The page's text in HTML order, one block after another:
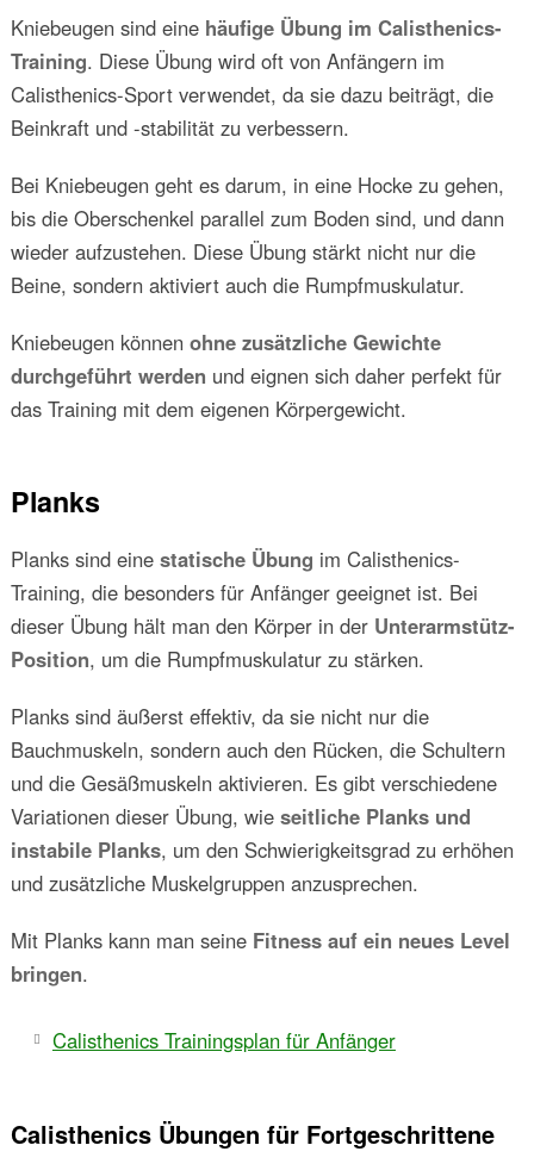
Kniebeugen sind eine häufige Übung im Calisthenics-
Training. Diese Übung wird oft von Anfängern im
Calisthenics-Sport verwendet, da sie dazu beiträgt, die
Beinkraft und -stabilität zu verbessern.
Bei Kniebeugen geht es darum, in eine Hocke zu gehen,
bis die Oberschenkel parallel zum Boden sind, und dann
wieder aufzustehen. Diese Übung stärkt nicht nur die
Beine, sondern aktiviert auch die Rumpfmuskulatur.
Kniebeugen können ohne zusätzliche Gewichte
durchgeführt werden und eignen sich daher perfekt für
das Training mit dem eigenen Körpergewicht.
Planks
Planks sind eine statische Übung im Calisthenics-
Training, die besonders für Anfänger geeignet ist. Bei
dieser Übung hält man den Körper in der Unterarmstütz-
Position, um die Rumpfmuskulatur zu stärken.
Planks sind äußerst effektiv, da sie nicht nur die
Bauchmuskeln, sondern auch den Rücken, die Schultern
und die Gesäßmuskeln aktivieren. Es gibt verschiedene
Variationen dieser Übung, wie seitliche Planks und
instabile Planks, um den Schwierigkeitsgrad zu erhöhen
und zusätzliche Muskelgruppen anzusprechen.
Mit Planks kann man seine Fitness auf ein neues Level
bringen.
Calisthenics Trainingsplan für Anfänger
Calisthenics Übungen für Fortgeschrittene